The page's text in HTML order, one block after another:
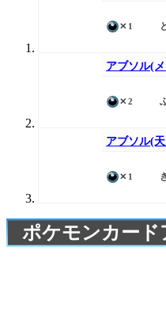
✕1
アブソル(
✕2
アブソル(
✕1
ポケモンカード